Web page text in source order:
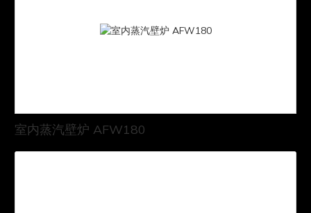
室内蒸汽壁炉 AFW180